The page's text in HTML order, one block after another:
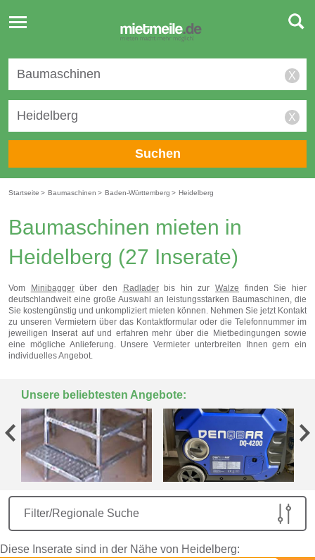
Toggle
navigation
X
X
Suchen
Startseite > Baumaschinen > Baden-Württemberg > Heidelberg
Baumaschinen mieten in
Heidelberg (27 Inserate)
Vom Minibaggerüber den Radladerbis hin zurWalze finden Sie hier
deutschlandweit eine große Auswahl an leistungsstarken Baumaschinen, die
Sie kostengünstig und unkompliziert mieten können. Nehmen Sie jetzt Kontakt
zu unseren Vermietern über das Kontaktformular oder die Telefonnummer im
jeweiligen Inserat auf und erfahren mehr über die Mietbedingungen sowie
eine mögliche Anlieferung. Unsere Vermieter unterbreiten Ihnen gern ein
individuelles Angebot.
Unsere beliebtesten Angebote:
Filter/Regionale Suche
Diese Inserate sind in der Nähe von Heidelberg: